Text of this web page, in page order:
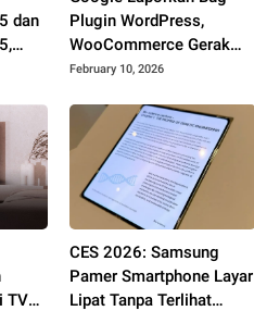
dan
Plugin WordPress,
WooCommerce Gerak
Cepat Perbaiki Crawl
February 10, 2026
TV
CES 2026: Samsung
Pamer Smartphone Layar
Lipat Tanpa Terlihat